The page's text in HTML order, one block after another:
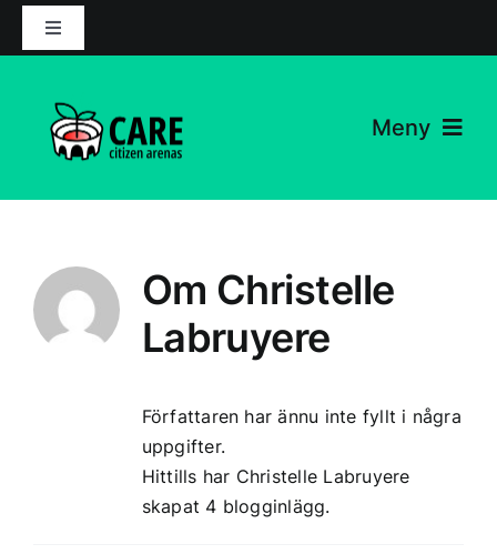
Växla
navigering
Meny
Projektet
Nyheter
Partners
Om Christelle
Labruyere
Författaren har ännu inte fyllt i några
uppgifter.
Hittills har Christelle Labruyere
skapat 4 blogginlägg.